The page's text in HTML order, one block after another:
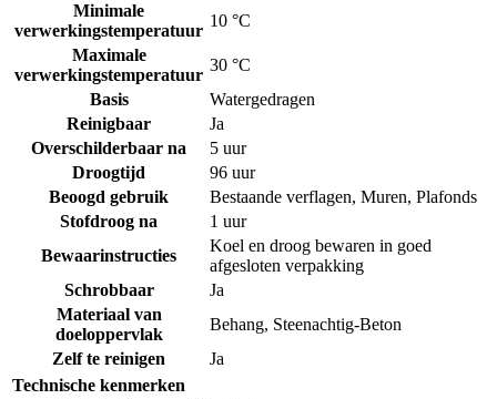
Minimale
verwerkingstemperatuur
10 °C
Maximale
verwerkingstemperatuur
30 °C
Basis
Watergedragen
Reinigbaar
Ja
Overschilderbaar na
5 uur
Droogtijd
96 uur
Beoogd gebruik
Bestaande verflagen, Muren, Plafonds
Stofdroog na
1 uur
Bewaarinstructies
Koel en droog bewaren in goed
afgesloten verpakking
Schrobbaar
Ja
Materiaal van
doeloppervlak
Behang, Steenachtig-Beton
Zelf te reinigen
Ja
Technische kenmerken